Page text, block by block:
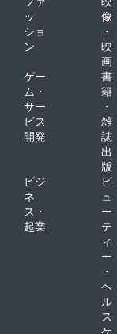
ッ
ショ
ン
像
・
映
画
ゲー
ム・
サー
ビス
開発
書
籍
・
雑
誌
出
版
ビジ
ネ
ス・
起業
ビ
ュ
ー
テ
ィ
ー
・
ヘ
ル
ス
ケ